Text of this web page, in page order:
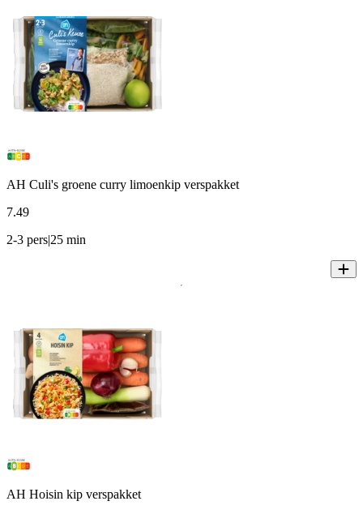
AH Culi's groene curry limoenkip verspakket
7.49
2-3 pers|25 min
AH Hoisin kip verspakket